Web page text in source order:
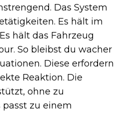
Das System
Es hält im
hält das Fahrzeug
So bleibst du wacher
Diese erfordern
Reaktion. Die
ohne zu
zu einem